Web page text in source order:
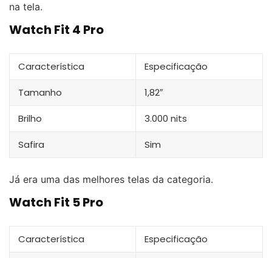
na tela.
Watch Fit 4 Pro
Característica Especificação
Tamanho 1,82″
Brilho 3.000 nits
Safira Sim
Já era uma das melhores telas da categoria.
Watch Fit 5 Pro
Característica Especificação